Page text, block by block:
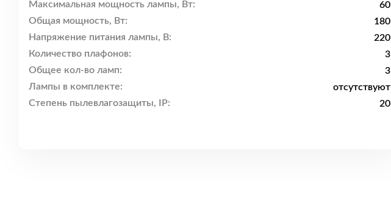
Максимальная мощность лампы, Вт:
60
Общая мощность, Вт:
180
Напряжение питания лампы, В:
220
Количество плафонов:
3
Общее кол-во ламп:
3
Лампы в комплекте:
отсутствуют
Степень пылевлагозащиты, IP:
20